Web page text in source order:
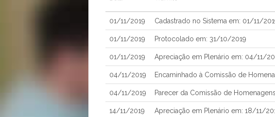
01/11/2019 Cadastrado no Sistema em: 01/11/
01/11/2019 Protocolado em: 31/10/2019
01/11/2019 Apreciação em Plenário em: 04/11/
04/11/2019 Encaminhado à Comissão de
04/11/2019 Parecer da Comissão de
14/11/2019 Apreciação em Plenário em: 18/11/